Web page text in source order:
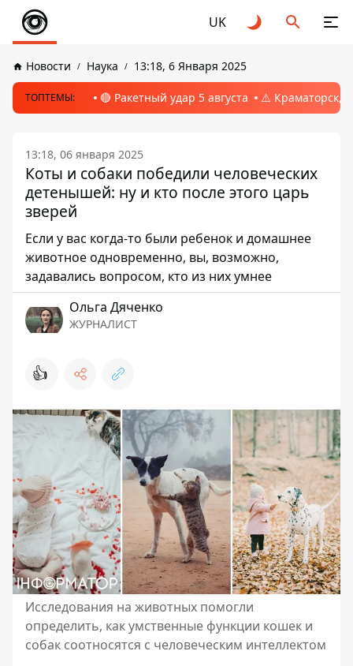
UK
Новости Наука 13:18, 6 Января 2025
ТОПТЕМЫ: 🔴 Ракетный удар 5 августа ⚠️ Краматорск,
13:18, 06 января 2025
Коты и собаки победили человеческих
детенышей: ну и кто после этого царь
зверей
Если у вас когда-то были ребенок и домашнее
животное одновременно, вы, возможно,
задавались вопросом, кто из них умнее
Ольга Дяченко
ЖУРНАЛИСТ
👍
Исследования на животных помогли
определить, как умственные функции кошек и
собак соотносятся с человеческим интеллектом